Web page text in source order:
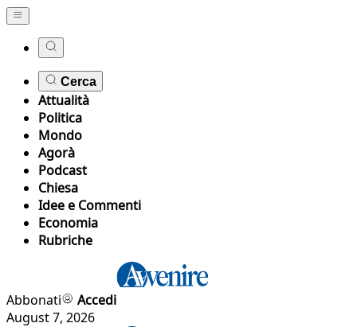
Cerca
Attualità
Politica
Mondo
Agorà
Podcast
Chiesa
Idee e Commenti
Economia
Rubriche
Abbonati
Accedi
August 7, 2026